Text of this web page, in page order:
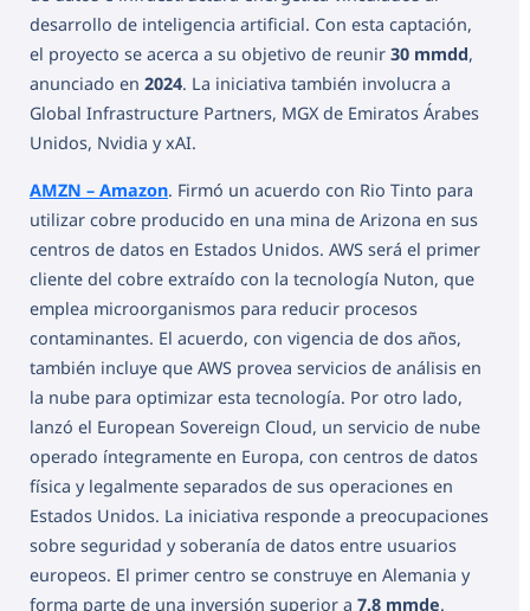
desarrollo de inteligencia artificial. Con esta captación,
el proyecto se acerca a su objetivo de reunir 30 mmdd,
anunciado en 2024. La iniciativa también involucra a
Global Infrastructure Partners, MGX de Emiratos Árabes
Unidos, Nvidia y xAI.
AMZN – Amazon. Firmó un acuerdo con Rio Tinto para
utilizar cobre producido en una mina de Arizona en sus
centros de datos en Estados Unidos. AWS será el primer
cliente del cobre extraído con la tecnología Nuton, que
emplea microorganismos para reducir procesos
contaminantes. El acuerdo, con vigencia de dos años,
también incluye que AWS provea servicios de análisis en
la nube para optimizar esta tecnología. Por otro lado,
lanzó el European Sovereign Cloud, un servicio de nube
operado íntegramente en Europa, con centros de datos
física y legalmente separados de sus operaciones en
Estados Unidos. La iniciativa responde a preocupaciones
sobre seguridad y soberanía de datos entre usuarios
europeos. El primer centro se construye en Alemania y
forma parte de una inversión superior a 7.8 mmde.